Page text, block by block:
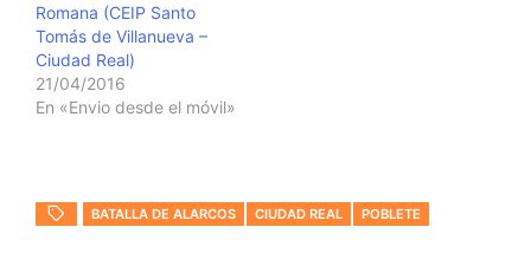
Romana (CEIP Santo
Tomás de Villanueva –
Ciudad Real)
21/04/2016
En «Envio desde el móvil»
BATALLA DE ALARCOS CIUDAD REAL POBLETE